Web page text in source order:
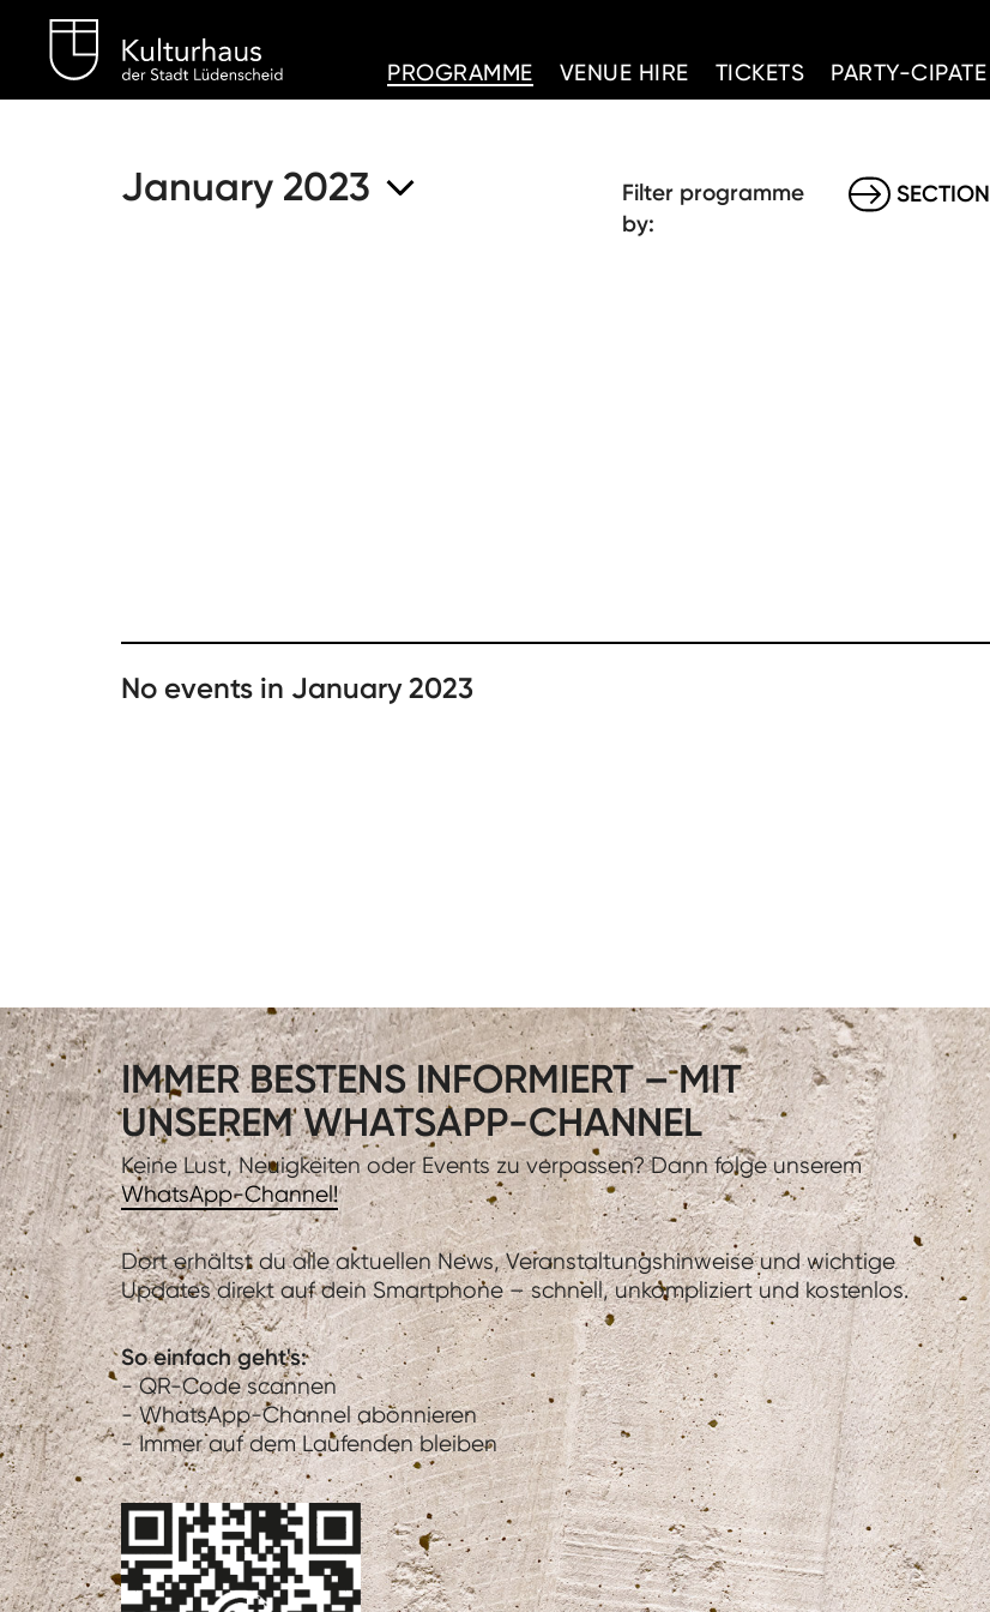
PROGRAMME
VENUE HIRE TICKETS PARTY-CIPATE
January 2023
Filter programme
by:
SECTION
No events in January 2023
IMMER BESTENS INFORMIERT – MIT
UNSEREM WHATSAPP-CHANNEL
Keine Lust, Neuigkeiten oder Events zu verpassen? Dann folge unserem
WhatsApp-Channel!
Dort erhältst du alle aktuellen News, Veranstaltungshinweise und wichtige
Updates direkt auf dein Smartphone – schnell, unkompliziert und kostenlos.
So einfach geht's:
- QR-Code scannen
- WhatsApp-Channel abonnieren
- Immer auf dem Laufenden bleiben